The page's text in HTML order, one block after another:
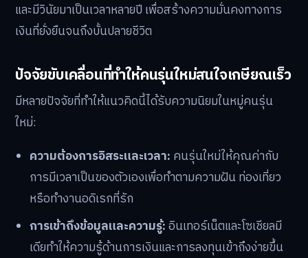
และมีวินัยมาเป็นเวลาหลายปี เพื่อสร้างความมั่นคงทางการ
เงินที่ยั่งยืนจนถึงบั้นปลายชีวิต
ปัจจัยขับเคลื่อนที่ทำให้คนรุ่นใหม่สนใจเกษียณเร็ว
มีหลายปัจจัยที่ทำให้แนวคิดนี้ได้รับความนิยมในหมู่คนรุ่น
ใหม่:
ความต้องการอิสระและเวลา: คนรุ่นใหม่ให้คุณค่ากับ
การมีเวลาเป็นของตัวเองเพื่อทำตามความฝัน ท่องเที่ยว
หรือทำงานอดิเรกที่รัก
การเข้าถึงข้อมูลและความรู้:อินเทอร์เน็ตและโซเชียลมี
เดียทำให้ความรู้ด้านการเงินและการลงทุนเข้าถึงง่ายขึ้น